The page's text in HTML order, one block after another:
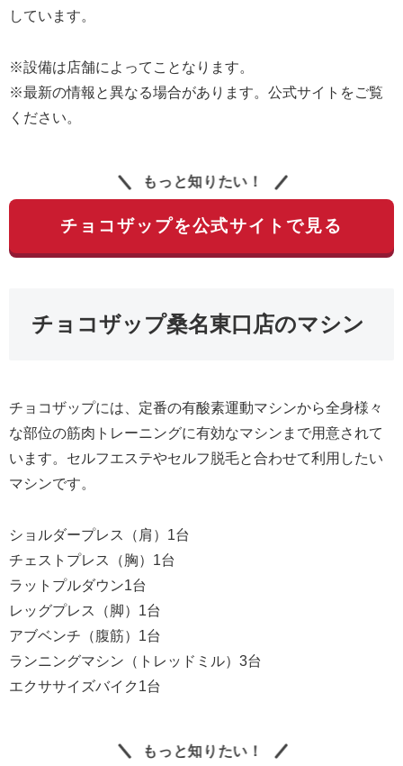
しています。
※設備は店舗によってことなります。
※最新の情報と異なる場合があります。公式サイトをご覧
ください。
もっと知りたい！
チョコザップを公式サイトで見る
チョコザップ桑名東口店のマシン
チョコザップには、定番の有酸素運動マシンから全身様々
な部位の筋肉トレーニングに有効なマシンまで用意されて
います。セルフエステやセルフ脱毛と合わせて利用したい
マシンです。
ショルダープレス（肩）1台
チェストプレス（胸）1台
ラットプルダウン1台
レッグプレス（脚）1台
アブベンチ（腹筋）1台
ランニングマシン（トレッドミル）3台
エクササイズバイク1台
もっと知りたい！